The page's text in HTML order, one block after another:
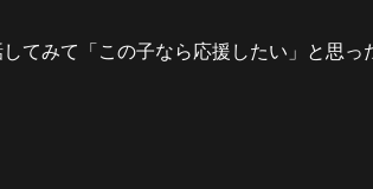
てみて「この子なら応援したい」と思っ